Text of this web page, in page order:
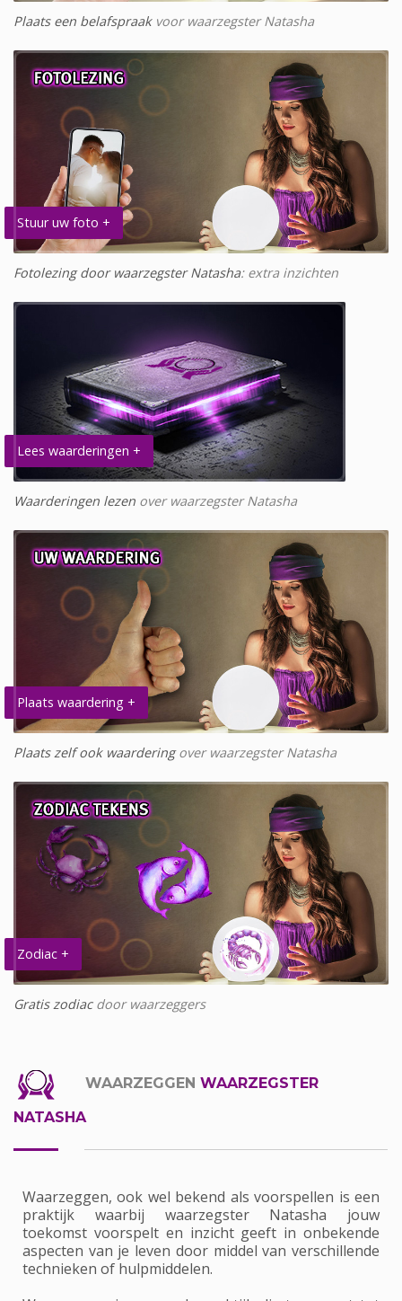
Plaats een belafspraakvoor waarzegster Natasha
Stuur uw foto +
Fotolezing door waarzegster Natasha: extra inzichten
Lees waarderingen +
Waarderingen lezen over waarzegster Natasha
Plaats waardering +
Plaats zelf ook waarderingover waarzegster Natasha
Zodiac +
Gratis zodiacdoor waarzeggers
WAARZEGGEN WAARZEGSTER
NATASHA
Waarzeggen, ook wel bekend als voorspellen is een
praktijk waarbij waarzegster Natasha jouw
toekomst voorspelt en inzicht geeft in onbekende
aspecten van je leven door middel van verschillende
technieken of hulpmiddelen.